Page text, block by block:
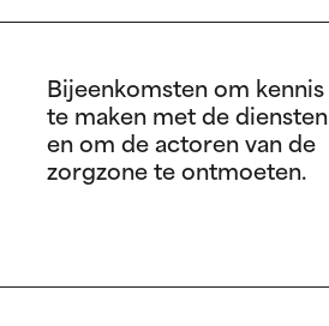
Bijeenkomsten om kennis
te maken met de diensten
en om de actoren van de
zorgzone te ontmoeten.